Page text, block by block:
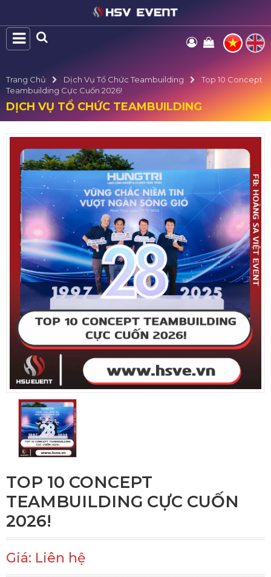
Trang Chủ Dịch Vụ Tổ Chức Teambuilding
Top 10 Concept
Teambuilding Cực Cuốn 2026!
DỊCH VỤ TỔ CHỨC TEAMBUILDING
TOP 10 CONCEPT
TEAMBUILDING CỰC CUỐN
2026!
Giá: Liên hệ